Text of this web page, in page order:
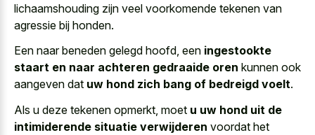
lichaamshouding zijn veel voorkomende tekenen van
agressie bij honden.
Een naar beneden gelegd hoofd, een ingestookte
staart en naar achteren gedraaide oren kunnen ook
aangeven dat uw hond zich bang of bedreigd voelt.
Als u deze tekenen opmerkt, moet u uw hond uit de
intimiderende situatie verwijderen voordat het